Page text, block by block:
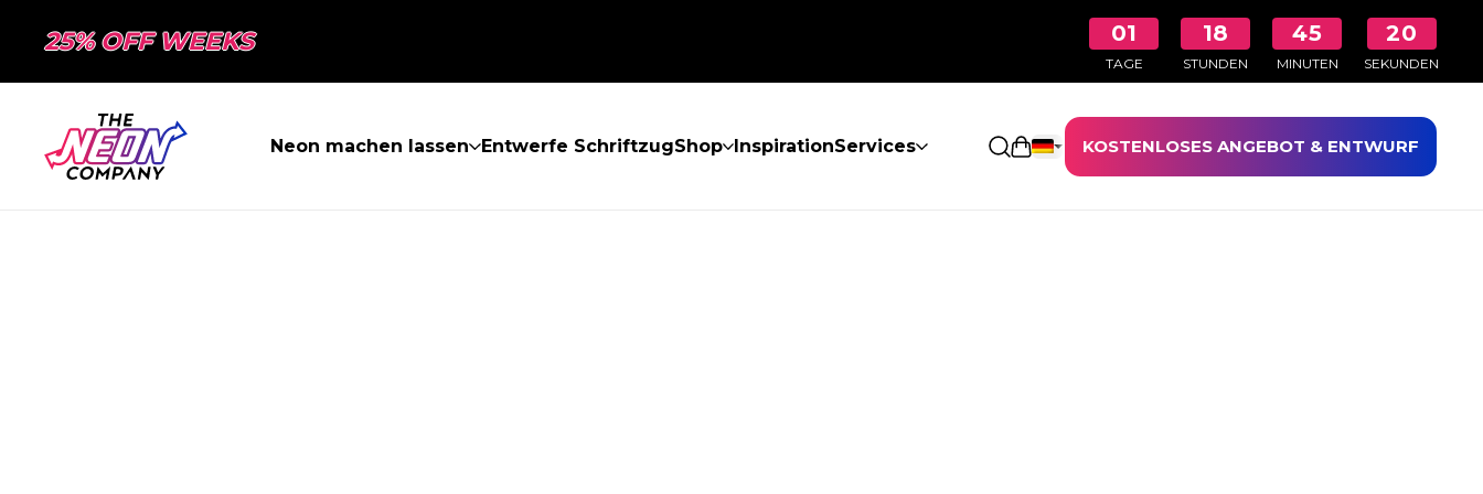
25% OFF WEEKS 01
TAGE
18
STUNDEN
45
MINUTEN
20
SEKUNDEN
Neon machen lassen Entwerfe SchriftzugShop InspirationServices Einkaufswagen öffnen
KOSTENLOSES ANGEBOT & ENTWURF